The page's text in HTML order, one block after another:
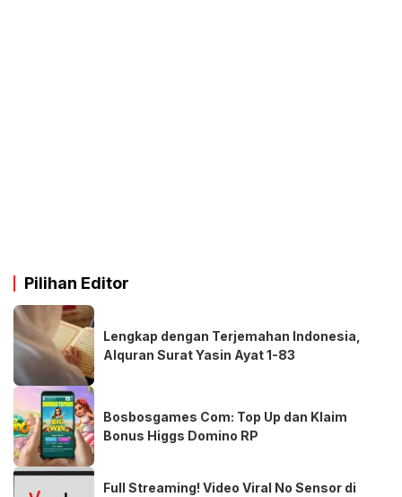
Pilihan Editor
Lengkap dengan Terjemahan Indonesia,
Alquran Surat Yasin Ayat 1-83
Bosbosgames Com: Top Up dan Klaim
Bonus Higgs Domino RP
Full Streaming! Video Viral No Sensor di